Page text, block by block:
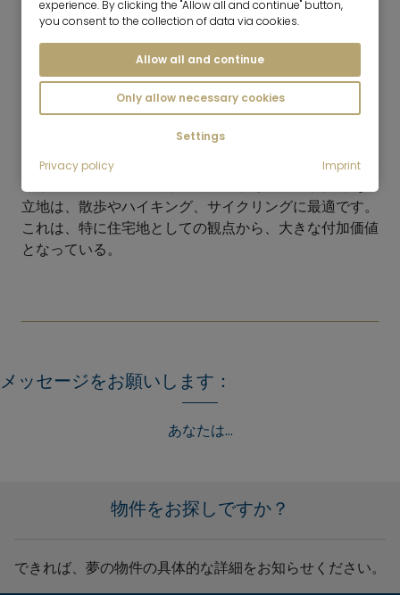
はなく、むしろ共同体的で地域に根ざした存在となって
いる。
レジャー
Baierbrunnは、プール、クライミング・ガーデン、テ
ニス・パーク、自然公園など、田園地帯でのレジャーや
運動で特に高い評価を得ています。同時に、
イザール渓
谷と
立地は、散歩やハイキング、サイクリングに最適です。
これは、特に住宅地としての観点から、大きな付加価値
となっている。
メッセージをお願いします：
あなたは...
物件をお探しですか？
できれば、夢の物件の具体的な詳細をお知らせください。
experience. By clicking the "Allow all and continue" button,
you consent to the collection of data via cookies.
Allow all and continue
Only allow necessary cookies
Settings
Privacy policy
Imprint